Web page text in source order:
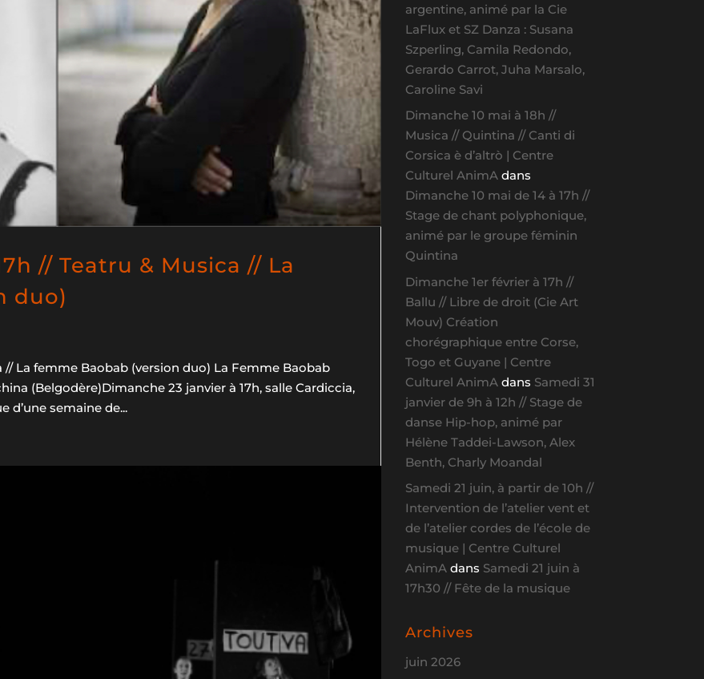
// Teatru & Musica // La
duo)
// La femme Baobab (version duo) La Femme Baobab
(Belgodère)Dimanche 23 janvier à 17h, salle Cardiccia,
d’une semaine de...
argentine, animé par la Cie
LaFlux et SZ Danza : Susana
Szperling, Camila Redondo,
Gerardo Carrot, Juha Marsalo,
Caroline Savi
Dimanche 10 mai à 18h //
Musica // Quintina // Canti di
Corsica è d’altrò | Centre
Culturel AnimAdans
Dimanche 10 mai de 14 à 17h //
Stage de chant polyphonique,
animé par le groupe féminin
Quintina
Dimanche 1er février à 17h //
Ballu // Libre de droit (Cie Art
Mouv) Création
chorégraphique entre Corse,
Togo et Guyane | Centre
Culturel AnimA dans Samedi 31
janvier de 9h à 12h // Stage de
danse Hip-hop, animé par
Hélène Taddei-Lawson, Alex
Benth, Charly Moandal
Samedi 21 juin, à partir de 10h //
Intervention de l’atelier vent et
de l’atelier cordes de l’école de
musique | Centre Culturel
AnimAdans Samedi 21 juin à
17h30 // Fête de la musique
Archives
juin 2026